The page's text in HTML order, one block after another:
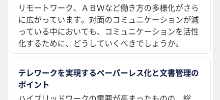
リモートワーク、ＡＢＷなど働き方の多様化がさら
に広がっています。対面のコミュニケーションが減
っている中においても、コミュニケーションを活性
化するために、どうしていくべきでしょうか。
テレワークを実現するペーパーレス化と文書管理の
ポイント